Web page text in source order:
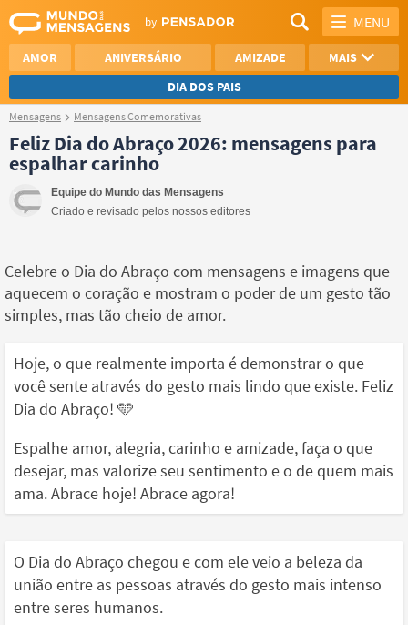
MENU
AMOR ANIVERSÁRIO AMIZADE
MAIS
DIA DOS PAIS
REFLEXÃO
SAUDADE
NAMORO
Mensagens Mensagens Comemorativas
Feliz Dia do Abraço 2026: mensagens para
espalhar carinho
Equipe do Mundo das Mensagens
Criado e revisado pelos nossos editores
Celebre o Dia do Abraço com mensagens e imagens que
aquecem o coração e mostram o poder de um gesto tão
simples, mas tão cheio de amor.
Hoje, o que realmente importa é demonstrar o que
você sente através do gesto mais lindo que existe. Feliz
Dia do Abraço! 🩵
Espalhe amor, alegria, carinho e amizade, faça o que
desejar, mas valorize seu sentimento e o de quem mais
ama. Abrace hoje! Abrace agora!
O Dia do Abraço chegou e com ele veio a beleza da
união entre as pessoas através do gesto mais intenso
entre seres humanos.